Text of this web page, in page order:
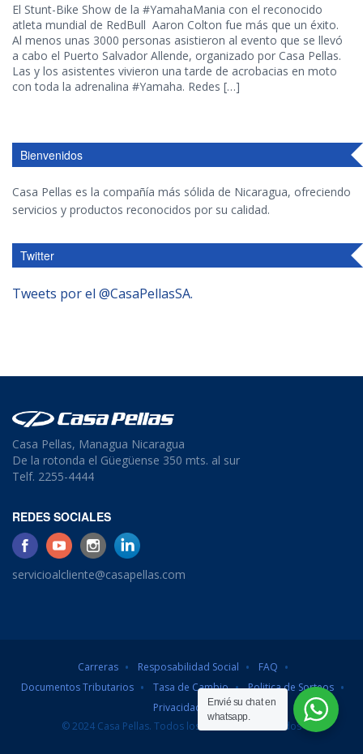
El Stunt-Bike Show de la #YamahaMania con el reconocido
atleta mundial de RedBull Aaron Colton fue más que un éxito.
Al menos unas 3000 personas asistieron al evento que se llevó
a cabo el Puerto Salvador Allende, organizado por Casa Pellas.
Las y los asistentes vivieron una tarde de acrobacias en moto
con toda la adrenalina #Yamaha. Redes […]
Bienvenidos
Casa Pellas es la compañía más sólida de Nicaragua, ofreciendo
servicios y productos reconocidos por su calidad.
Twitter
Tweets por el @CasaPellasSA.
Casa Pellas, Managua Nicaragua
De la rotonda el Güegüense 350 mts. al sur
Telf. 2255-4444
REDES SOCIALES
servicioalcliente@casapellas.com
Carreras Resposabilidad Social
FAQ
Documentos Tributarios
Tasa de Cambio
Politica de Sorteos
Privacidad
© 2024 Casa Pellas. Todos los derechos reservados
Envié su chat en
whatsapp.